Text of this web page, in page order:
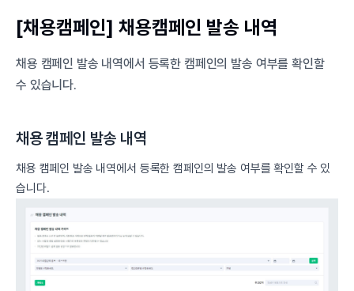
[채용캠페인] 채용캠페인 발송 내역
채용 캠페인 발송 내역에서 등록한 캠페인의 발송 여부를 확인할
수 있습니다.
채용 캠페인 발송 내역
채용 캠페인 발송 내역에서 등록한 캠페인의 발송 여부를 확인할 수 있
습니다.